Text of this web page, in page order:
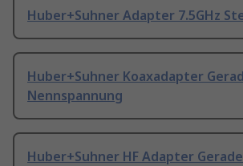
Huber+Suhner Adapter 7.5GHz
Huber+Suhner Koaxadapter
Nennspannung
Huber+Suhner HF Adapter